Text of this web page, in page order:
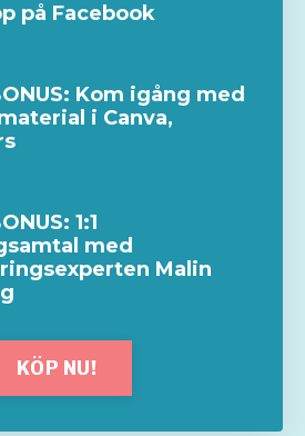
på Facebook
Kom igång med
i Canva,
1:1
med
Malin
KÖP NU!